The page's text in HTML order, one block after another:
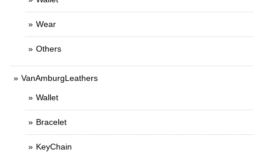
Wear
Others
VanAmburgLeathers
Wallet
Bracelet
KeyChain